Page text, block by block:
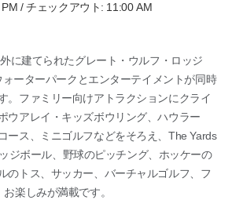
/ チェックアウト: 11:00 AM
に建てられたグレート・ウルフ・ロッジ
ーターパークとエンターテイメントが同時
。ファミリー向けアトラクションにクライ
ウアレイ・キッズボウリング、ハウラー
ース、ミニゴルフなどをそろえ、The Yards
ジボール、野球のピッチング、ホッケーの
のトス、サッカー、バーチャルゴルフ、フ
楽しみが満載です。